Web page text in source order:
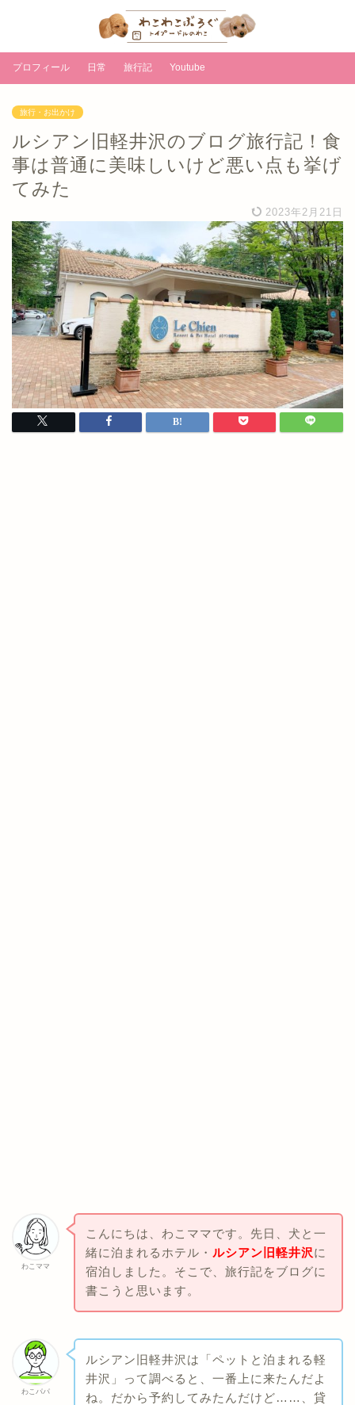
プロフィール 日常 旅行記 Youtube
旅行・お出かけ
ルシアン旧軽井沢のブログ旅行記！食
事は普通に美味しいけど悪い点も挙げ
てみた
2023年2月21日
わこママ
こんにちは、わこママです。先日、犬と一
緒に泊まれるホテル・ ルシアン旧軽井沢に
宿泊しました。そこで、旅行記をブログに
書こうと思います。
わこパパ
ルシアン旧軽井沢は「ペットと泊まれる軽
井沢」って調べると、一番上に来たんだよ
ね。だから予約してみたんだけど……、貸